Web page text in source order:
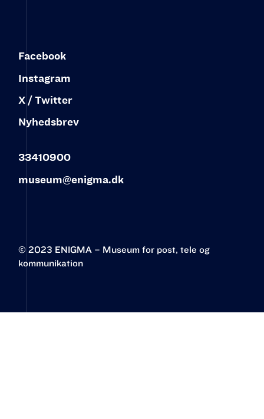
Facebook
Instagram
X / Twitter
Nyhedsbrev
33410900
museum@enigma.dk
© 2023 ENIGMA – Museum for post, tele og
kommunikation‍